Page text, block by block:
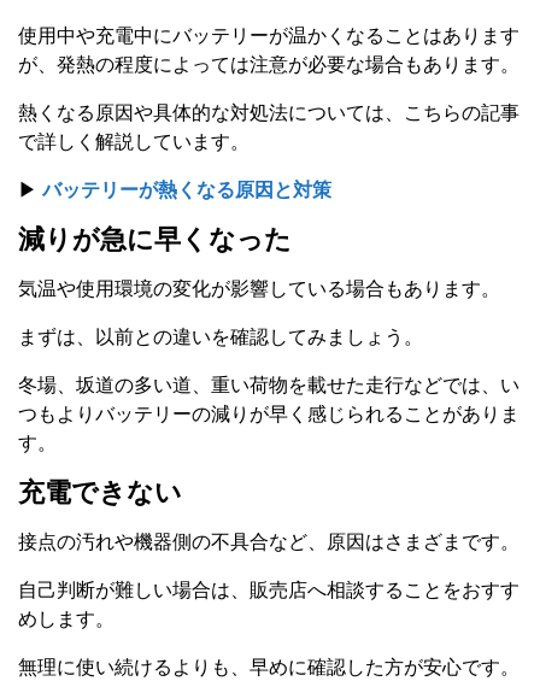
使用中や充電中にバッテリーが温かくなることはあります
が、発熱の程度によっては注意が必要な場合もあります。
熱くなる原因や具体的な対処法については、こちらの記事
で詳しく解説しています。
▶バッテリーが熱くなる原因と対策
減りが急に早くなった
気温や使用環境の変化が影響している場合もあります。
まずは、以前との違いを確認してみましょう。
冬場、坂道の多い道、重い荷物を載せた走行などでは、い
つもよりバッテリーの減りが早く感じられることがありま
す。
充電できない
接点の汚れや機器側の不具合など、原因はさまざまです。
自己判断が難しい場合は、販売店へ相談することをおすす
めします。
無理に使い続けるよりも、早めに確認した方が安心です。